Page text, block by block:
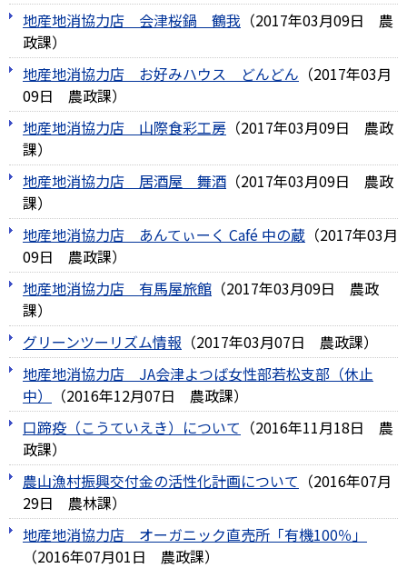
地産地消協力店 会津桜鍋 鶴我 （2017年03月09日
農
政課）
地産地消協力店 お好みハウス どんどん （2017年03月
09日
農政課）
地産地消協力店 山際食彩工房 （2017年03月09日
農政
課）
地産地消協力店 居酒屋 舞酒 （2017年03月09日
農政
課）
地産地消協力店 あんてぃーく Café 中の蔵 （2017年03月
09日
農政課）
地産地消協力店 有馬屋旅館 （2017年03月09日
農政
課）
グリーンツーリズム情報 （2017年03月07日 農政課）
地産地消協力店 JA会津よつば女性部若松支部（休止
中）
（2016年12月07日 農政課）
口蹄疫（こうていえき）について （2016年11月18日
農
政課）
農山漁村振興交付金の活性化計画について （2016年07月
29日
農林課）
地産地消協力店 オーガニック直売所「有機100％」
（2016年07月01日 農政課）